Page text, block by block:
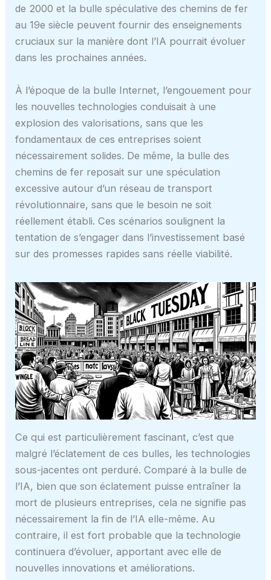
de 2000 et la bulle spéculative des chemins de fer
au 19e siècle peuvent fournir des enseignements
cruciaux sur la manière dont l’IA pourrait évoluer
dans les prochaines années.
À l’époque de la bulle Internet, l’engouement pour
les nouvelles technologies conduisait à une
explosion des valorisations, sans que les
fondamentaux de ces entreprises soient
nécessairement solides. De même, la bulle des
chemins de fer reposait sur une spéculation
excessive autour d’un réseau de transport
révolutionnaire, sans que le besoin ne soit
réellement établi. Ces scénarios soulignent la
tentation de s’engager dans l’investissement basé
sur des promesses rapides sans réelle viabilité.
Ce qui est particulièrement fascinant, c’est que
malgré l’éclatement de ces bulles, les technologies
sous-jacentes ont perduré. Comparé à la bulle de
l’IA, bien que son éclatement puisse entraîner la
mort de plusieurs entreprises, cela ne signifie pas
nécessairement la fin de l’IA elle-même. Au
contraire, il est fort probable que la technologie
continuera d’évoluer, apportant avec elle de
nouvelles innovations et améliorations.